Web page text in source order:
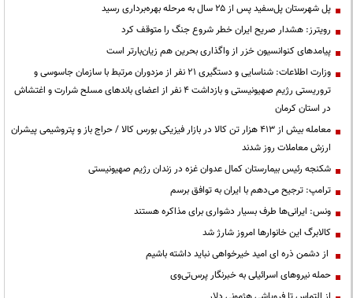
پل شهرستان پل‌سفید پس از ۲۵ سال به مرحله بهره‌برداری رسید
رویترز: هشدار صریح ایران خطر شروع جنگ را متوقف کرد
پیامدهای کنوانسیون خزر از واگذاری بحرین هم زیان‌بارتر است
وزارت اطلاعات: شناسایی و دستگیری ۲۱ نفر از مزدوران مرتبط با سازمان جاسوسی و
تروریستی رژیم صهیونیستی و بازداشت ۴ نفر از اعضای باندهای مسلح شرارت و اغتشاش
در استان کرمان
معامله بیش از ۴۱۳ هزار تن کالا در بازار فیزیکی بورس کالا / حراج باز و پتروشیمی پیشران
ارزش معاملات روز شدند
شکنجه رئیس بیمارستان کمال عدوان غزه در زندان رژیم صهیونیستی
ترامپ: ترجیح می‌دهم با ایران به توافق برسم
ونس: ایرانی‌ها طرف بسیار دشواری برای مذاکره هستند
کالابرگ این خانوارها امروز شارژ شد
از دشمن ذره ای امید خیرخواهی نباید داشته باشیم
حمله نیروهای اسرائیلی به خبرنگار پرس‌تی‌وی